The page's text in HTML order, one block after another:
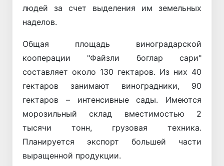
людей за счет выделения им земельных
наделов.
Общая площадь виноградарской
кооперации "Файзли боглар сари"
составляет около 130 гектаров. Из них 40
гектаров занимают виноградники, 90
гектаров – интенсивные сады. Имеются
морозильный склад вместимостью 2
тысячи тонн, грузовая техника.
Планируется экспорт большей части
выращенной продукции.